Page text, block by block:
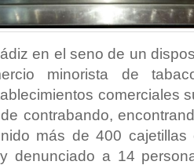
en el seno de un
minorista de
comerciales
contrabando,
más de 400
denunciado a 14